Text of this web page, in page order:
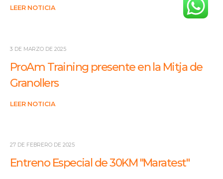
LEER NOTICIA
3 DE MARZO DE 2025
ProAm Training presente en la Mitja de
Granollers
LEER NOTICIA
27 DE FEBRERO DE 2025
Entreno Especial de 30KM "Maratest"